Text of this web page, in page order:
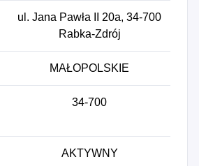
ul. Jana Pawła II 20a, 34-700
Rabka-Zdrój
MAŁOPOLSKIE
34-700
AKTYWNY